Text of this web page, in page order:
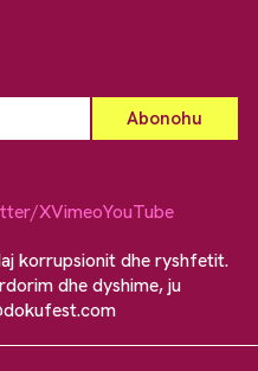
XVimeoYouTube
korrupsionit dhe ryshfetit.
dhe dyshime, ju